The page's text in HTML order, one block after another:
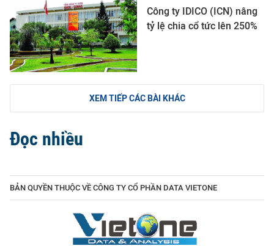
Công ty IDICO (ICN) nâng
tỷ lệ chia cổ tức lên 250%
XEM TIẾP CÁC BÀI KHÁC
Đọc nhiều
BẢN QUYỀN THUỘC VỀ CÔNG TY CỔ PHẦN DATA VIETONE